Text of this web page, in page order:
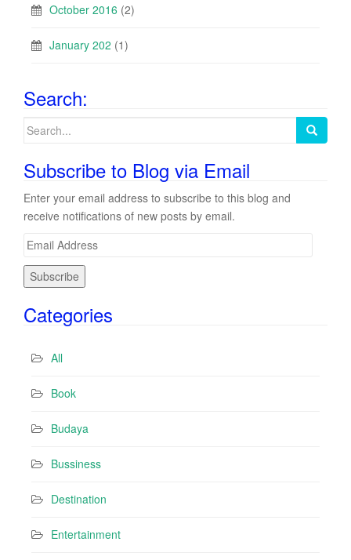
October 2016 (2)
January 202 (1)
Search:
Search
Subscribe to Blog via Email
Enter your email address to subscribe to this blog and
receive notifications of new posts by email.
E
lCategories
All
Book
Budaya
Bussiness
Destination
Entertainment